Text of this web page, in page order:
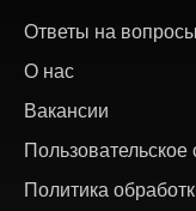
Ответы на вопросы
О нас
Вакансии
Политика